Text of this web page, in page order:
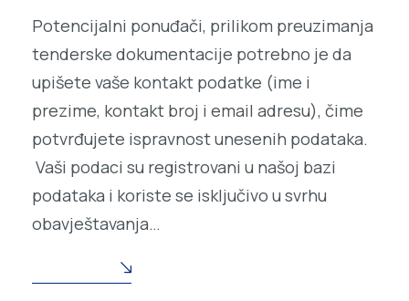
Potencijalni ponuđači, prilikom preuzimanja
tenderske dokumentacije potrebno je da
upišete vaše kontakt podatke (ime i
prezime, kontakt broj i email adresu), čime
potvrđujete ispravnost unesenih podataka.
Vaši podaci su registrovani u našoj bazi
podataka i koriste se isključivo u svrhu
obavještavanja…